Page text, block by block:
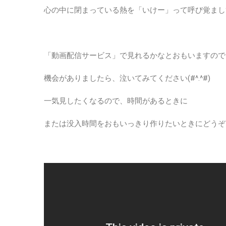
心の中に閉まっている熱を「いけー」って呼び覚まし
「動画配信サービス」で見れるかなとおもいますので
機会がありましたら、泣いてみてください(#^.^#)
一気見したくなるので、時間があるときに
または没入時間をおもいっきり作りたいときにどうぞ